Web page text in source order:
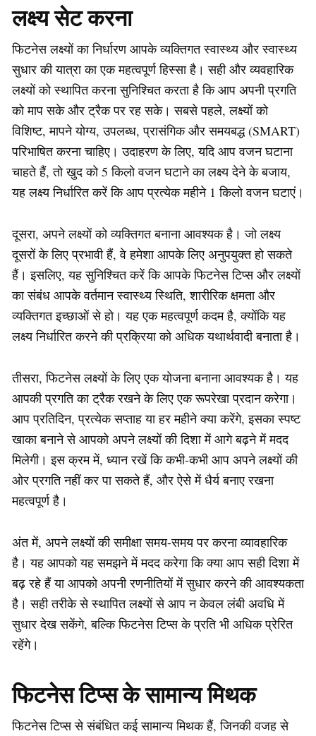
लक्ष्य सेट करना
फिटनेस लक्ष्यों का निर्धारण आपके व्यक्तिगत स्वास्थ्य और स्वास्थ्य
सुधार की यात्रा का एक महत्वपूर्ण हिस्सा है। सही और व्यवहारिक
लक्ष्यों को स्थापित करना सुनिश्चित करता है कि आप अपनी प्रगति
को माप सके और ट्रैक पर रह सके। सबसे पहले, लक्ष्यों को
विशिष्ट, मापने योग्य, उपलब्ध, प्रासंगिक और समयबद्ध (SMART)
परिभाषित करना चाहिए। उदाहरण के लिए, यदि आप वजन घटाना
चाहते हैं, तो खुद को 5 किलो वजन घटाने का लक्ष्य देने के बजाय,
यह लक्ष्य निर्धारित करें कि आप प्रत्येक महीने 1 किलो वजन घटाएं।
दूसरा, अपने लक्ष्यों को व्यक्तिगत बनाना आवश्यक है। जो लक्ष्य
दूसरों के लिए प्रभावी हैं, वे हमेशा आपके लिए अनुपयुक्त हो सकते
हैं। इसलिए, यह सुनिश्चित करें कि आपके फिटनेस टिप्स और लक्ष्यों
का संबंध आपके वर्तमान स्वास्थ्य स्थिति, शारीरिक क्षमता और
व्यक्तिगत इच्छाओं से हो। यह एक महत्वपूर्ण कदम है, क्योंकि यह
लक्ष्य निर्धारित करने की प्रक्रिया को अधिक यथार्थवादी बनाता है।
तीसरा, फिटनेस लक्ष्यों के लिए एक योजना बनाना आवश्यक है। यह
आपकी प्रगति का ट्रैक रखने के लिए एक रूपरेखा प्रदान करेगा।
आप प्रतिदिन, प्रत्येक सप्ताह या हर महीने क्या करेंगे, इसका स्पष्ट
खाका बनाने से आपको अपने लक्ष्यों की दिशा में आगे बढ़ने में मदद
मिलेगी। इस क्रम में, ध्यान रखें कि कभी-कभी आप अपने लक्ष्यों की
ओर प्रगति नहीं कर पा सकते हैं, और ऐसे में धैर्य बनाए रखना
महत्वपूर्ण है।
अंत में, अपने लक्ष्यों की समीक्षा समय-समय पर करना व्यावहारिक
है। यह आपको यह समझने में मदद करेगा कि क्या आप सही दिशा में
बढ़ रहे हैं या आपको अपनी रणनीतियों में सुधार करने की आवश्यकता
है। सही तरीके से स्थापित लक्ष्यों से आप न केवल लंबी अवधि में
सुधार देख सकेंगे, बल्कि फिटनेस टिप्स के प्रति भी अधिक प्रेरित
रहेंगे।
फिटनेस टिप्स के सामान्य मिथक
फिटनेस टिप्स से संबंधित कई सामान्य मिथक हैं, जिनकी वजह से